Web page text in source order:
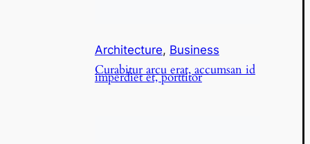
Architecture, Business
Curabitur arcu erat, accumsan id
imperdiet et, porttitor